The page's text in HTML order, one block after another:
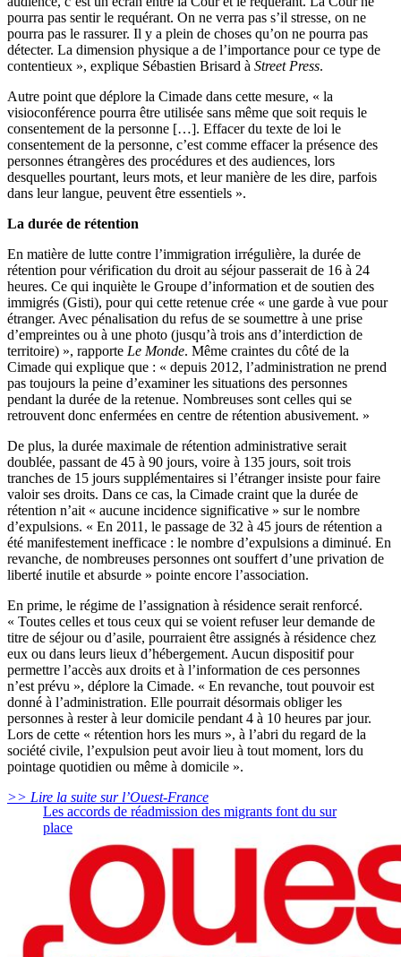
pourra pas sentir le requérant. On ne verra pas s’il stresse, on ne
pourra pas le rassurer. Il y a plein de choses qu’on ne pourra pas
détecter. La dimension physique a de l’importance pour ce type de
contentieux », explique Sébastien Brisard à Street Press.
Autre point que déplore la Cimade dans cette mesure, « la
visioconférence pourra être utilisée sans même que soit requis le
consentement de la personne […]. Effacer du texte de loi le
consentement de la personne, c’est comme effacer la présence des
personnes étrangères des procédures et des audiences, lors
desquelles pourtant, leurs mots, et leur manière de les dire, parfois
dans leur langue, peuvent être essentiels ».
La durée de rétention
En matière de lutte contre l’immigration irrégulière, la durée de
rétention pour vérification du droit au séjour passerait de 16 à 24
heures. Ce qui inquiète le Groupe d’information et de soutien des
immigrés (Gisti), pour qui cette retenue crée « une garde à vue pour
étranger. Avec pénalisation du refus de se soumettre à une prise
d’empreintes ou à une photo (jusqu’à trois ans d’interdiction de
territoire) », rapporte Le Monde. Même craintes du côté de la
Cimade qui explique que : « depuis 2012, l’administration ne prend
pas toujours la peine d’examiner les situations des personnes
pendant la durée de la retenue. Nombreuses sont celles qui se
retrouvent donc enfermées en centre de rétention abusivement. »
De plus, la durée maximale de rétention administrative serait
doublée, passant de 45 à 90 jours, voire à 135 jours, soit trois
tranches de 15 jours supplémentaires si l’étranger insiste pour faire
valoir ses droits. Dans ce cas, la Cimade craint que la durée de
rétention n’ait « aucune incidence significative » sur le nombre
d’expulsions. « En 2011, le passage de 32 à 45 jours de rétention a
été manifestement inefficace : le nombre d’expulsions a diminué. En
revanche, de nombreuses personnes ont souffert d’une privation de
liberté inutile et absurde » pointe encore l’association.
En prime, le régime de l’assignation à résidence serait renforcé.
« Toutes celles et tous ceux qui se voient refuser leur demande de
titre de séjour ou d’asile, pourraient être assignés à résidence chez
eux ou dans leurs lieux d’hébergement. Aucun dispositif pour
permettre l’accès aux droits et à l’information de ces personnes
n’est prévu », déplore la Cimade. « En revanche, tout pouvoir est
donné à l’administration. Elle pourrait désormais obliger les
personnes à rester à leur domicile pendant 4 à 10 heures par jour.
Lors de cette « rétention hors les murs », à l’abri du regard de la
société civile, l’expulsion peut avoir lieu à tout moment, lors du
pointage quotidien ou même à domicile ».
Les accords de réadmission des migrants font du sur
place
>> Lire la suite sur l’Ouest-France